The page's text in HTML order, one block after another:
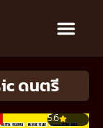
ดนตรี
5.6